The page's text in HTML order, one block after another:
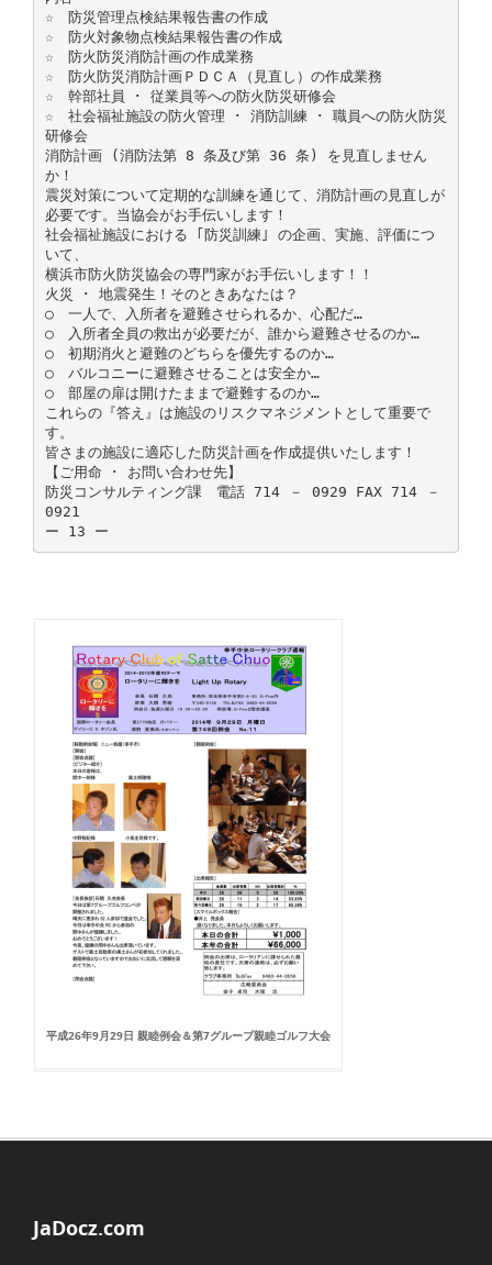
平成26年9月29日 親睦例会＆第7グループ親睦ゴルフ大会
JaDocz.com